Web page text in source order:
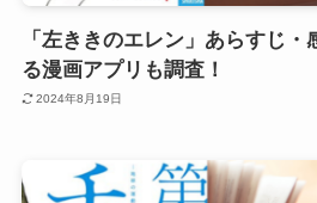
「左ききのエレン」あらすじ
る漫画アプリも調査！
2024年8月19日